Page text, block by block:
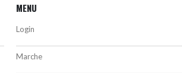
MENU
Login
Marche